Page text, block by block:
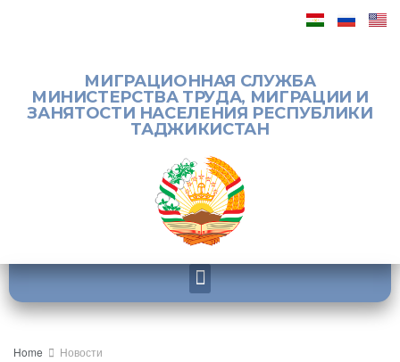
МИГРАЦИОННАЯ СЛУЖБА
МИНИСТЕРСТВА ТРУДА, МИГРАЦИИ И
ЗАНЯТОСТИ НАСЕЛЕНИЯ РЕСПУБЛИКИ
ТАДЖИКИСТАН
Home Новости